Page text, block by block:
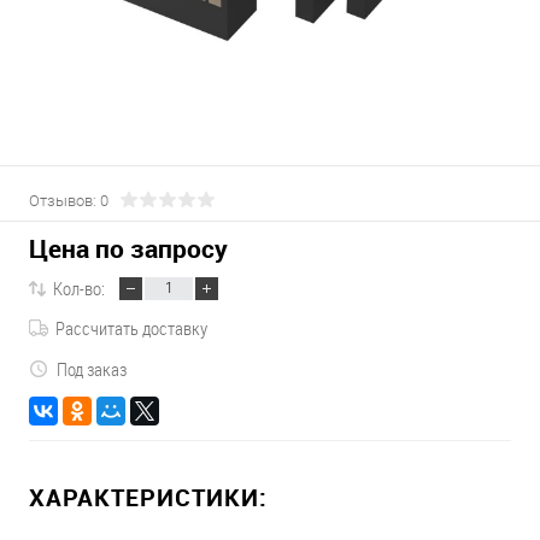
Отзывов: 0
Цена по запросу
Кол-во:
Рассчитать доставку
Под заказ
ХАРАКТЕРИСТИКИ: